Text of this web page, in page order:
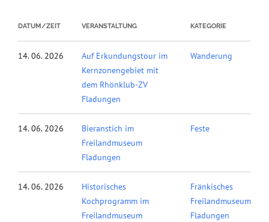
DATUM/ZEIT VERANSTALTUNG KATEGORIE
14. 06. 2026
Auf Erkundungstour im
Kernzonengebiet mit
dem Rhönklub-ZV
Fladungen
Wanderung
14. 06. 2026
Bieranstich im
Freilandmuseum
Fladungen
Feste
14. 06. 2026
Historisches
Kochprogramm im
Freilandmuseum
Fränkisches
Freilandmuseum
Fladungen